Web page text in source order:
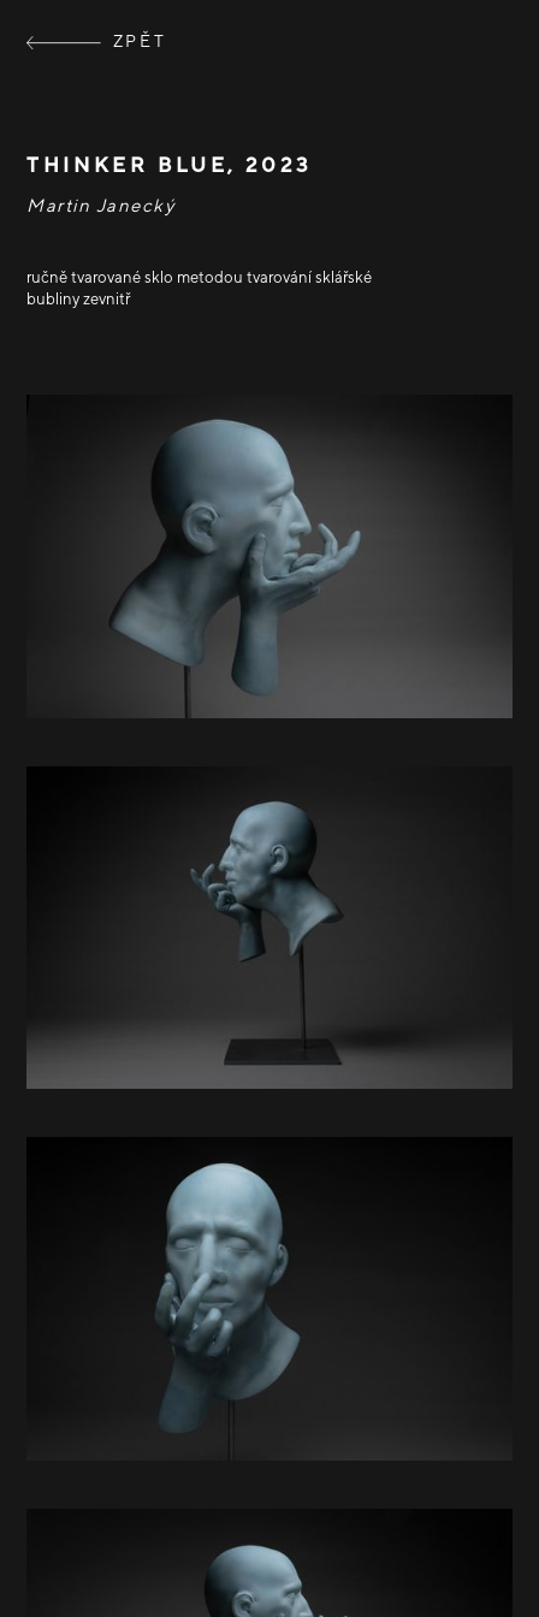
ZPĚT
THINKER BLUE, 2023
Martin Janecký
ručně tvarované sklo metodou tvarování sklářské
bubliny zevnitř